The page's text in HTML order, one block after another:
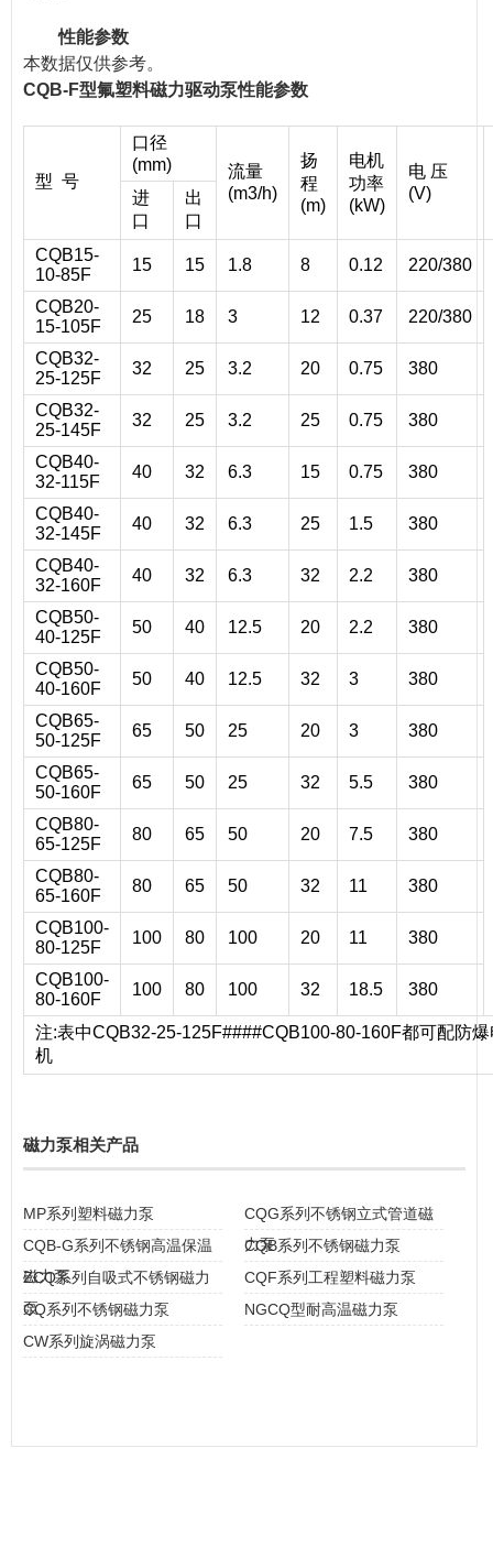
性能参数
本数据仅供参考。
CQB-F型氟塑料磁力驱动泵性能参数
型 号
口径
(mm)
流量
(m3/h)
扬
程
(m)
电机
功率
(kW)
电 压
(V)
进
口
出
口
CQB15-
10-85F
15 15 1.8 8 0.12 220/380
CQB20-
15-105F
25 18 3 12 0.37 220/380
CQB32-
25-125F
32 25 3.2 20 0.75 380
CQB32-
25-145F
32 25 3.2 25 0.75 380
CQB40-
32-115F
40 32 6.3 15 0.75 380
CQB40-
32-145F
40 32 6.3 25 1.5 380
CQB40-
32-160F
40 32 6.3 32 2.2 380
CQB50-
40-125F
50 40 12.5 20 2.2 380
CQB50-
40-160F
50 40 12.5 32 3 380
CQB65-
50-125F
65 50 25 20 3 380
CQB65-
50-160F
65 50 25 32 5.5 380
CQB80-
65-125F
80 65 50 20 7.5 380
CQB80-
65-160F
80 65 50 32 11 380
CQB100-
80-125F
100 80 100 20 11 380
CQB100-
80-160F
100 80 100 32 18.5 380
注:表中CQB32-25-125F####CQB100-80-160F都可配防爆
机
磁力泵相关产品
MP系列塑料磁力泵
CQG系列不锈钢立式管道磁
力泵
CQB-G系列不锈钢高温保温
磁力泵
CQB系列不锈钢磁力泵
ZCQ系列自吸式不锈钢磁力
泵
CQF系列工程塑料磁力泵
CQ系列不锈钢磁力泵
NGCQ型耐高温磁力泵
CW系列旋涡磁力泵